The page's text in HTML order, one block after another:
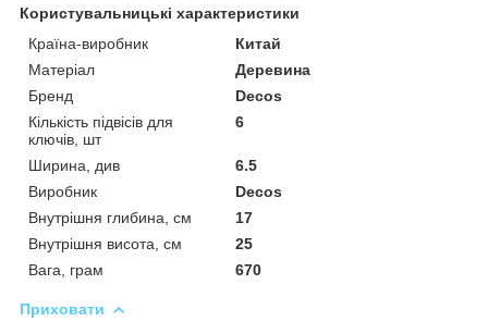
Користувальницькі характеристики
Країна-виробник
Китай
Матеріал
Деревина
Бренд
Decos
Кількість підвісів для
ключів, шт
6
Ширина, див
6.5
Виробник
Decos
Внутрішня глибина, см
17
Внутрішня висота, см
25
Вага, грам
670
Приховати